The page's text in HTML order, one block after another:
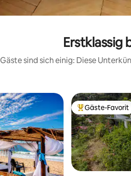
Erstklassig
Gäste sind sich einig: Diese
Beliebter Gäste-
Gäste-Favorit